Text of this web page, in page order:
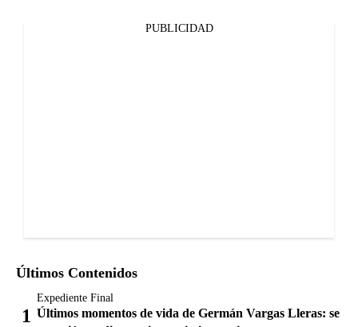
PUBLICIDAD
Últimos Contenidos
Expediente Final
Últimos momentos de vida de Germán Vargas Lleras: se